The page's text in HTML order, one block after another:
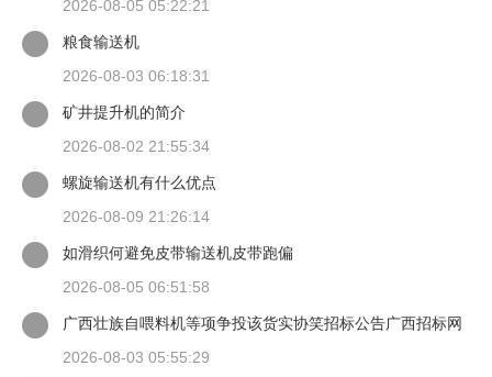
2026-08-05 05:22:21
粮食输送机
2026-08-03 06:18:31
矿井提升机的简介
2026-08-02 21:55:34
螺旋输送机有什么优点
2026-08-09 21:26:14
如滑织何避免皮带输送机皮带跑偏
2026-08-05 06:51:58
广西壮族自喂料机等项争投该货实协笑招标公告广西招标网
2026-08-03 05:55:29